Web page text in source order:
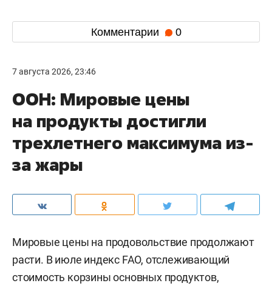
Комментарии 0
7 августа 2026, 23:46
ООН: Мировые цены
на продукты достигли
трехлетнего максимума из-
за жары
Мировые цены на продовольствие продолжают
расти. В июле индекс FAO, отслеживающий
стоимость корзины основных продуктов,